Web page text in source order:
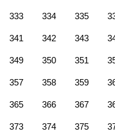
333 334 335
341 342 343
349 350 351
357 358 359
365 366 367
373 374 375